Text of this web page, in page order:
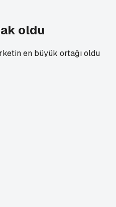
oldu
en büyük ortağı oldu